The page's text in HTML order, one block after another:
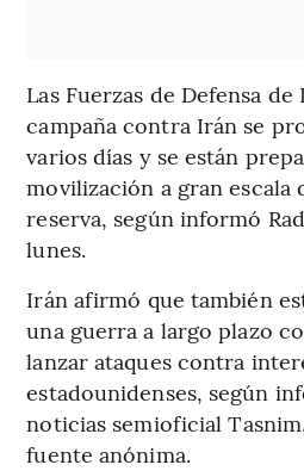
Las Fuerzas de Defensa
campaña contra Irán se
varios días y se están
movilización a gran escala
reserva, según informó
lunes.
Irán afirmó que también
una guerra a largo plazo
lanzar ataques contra
estadounidenses, según
noticias semioficial
fuente anónima.